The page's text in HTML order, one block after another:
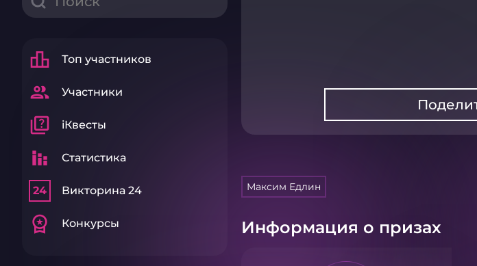
leaderboard Топ участников
group Участники
quiz iКвесты
stacked_bar_chart Статистика
24 Викторина 24
workspace_premium Конкурсы
Максим Едлин
Информация о призах